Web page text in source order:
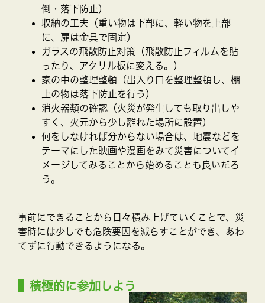
倒・落下防止）
収納の工夫（重い物は下部に、軽い物を上部
に、扉は金具で固定）
ガラスの飛散防止対策（飛散防止フィルムを貼
ったり、アクリル板に変える。）
家の中の整理整頓（出入り口を整理整頓し、棚
上の物は落下防止を行う）
消火器類の確認（火災が発生しても取り出しや
すく、火元から少し離れた場所に設置）
何をしなければ分からない場合は、地震などを
テーマにした映画や漫画をみて災害についてイ
メージしてみることから始めることも良いだろ
う。
事前にできることから日々積み上げていくことで、災
害時には少しでも危険要因を減らすことができ、あわ
てずに行動できるようになる。
積極的に参加しよう